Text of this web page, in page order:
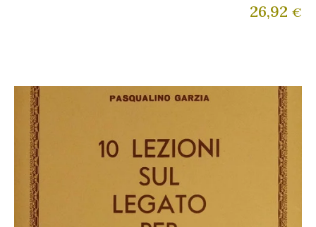
26,92 €